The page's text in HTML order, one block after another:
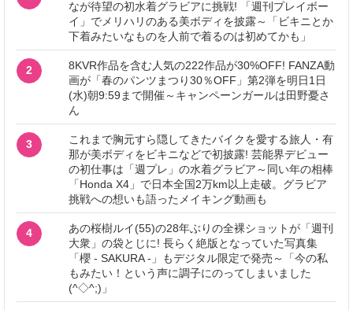
なが待望の初水着グラビアに挑戦! 「週刊プレイボー
イ」でメリハリのある美ボディを披露～「ビキニとか
下着みたいなものを人前で着るのは初めてかも」
2
8KVR作品を含む人気の222作品が30%OFF! FANZA動
画が「春のパンツまつり30％OFF」第2弾を明日1日
(水)朝9:59まで開催～キャンペーンガールは田野憂さ
ん
3
これまで胸元すら隠してきたバイクを愛する旅人・有
那が美ボディをビキニなどで初披露! 芸能界デビュー
の初仕事は「週プレ」の水着グラビア～同い年の相棒
「Honda X4」で日本全国2万km以上走破。グラビア
挑戦への想いも語ったメイキング動画も
4
あの桜樹ルイ(55)の28年ぶりの全裸ショットが「週刊
大衆」の袋とじに! 長らく絶版となっていた写真集
「櫻 - SAKURA -」もデジタル限定で発売～「今の私
もみたい！という声に調子にのってしまいました
(^◇^;)」